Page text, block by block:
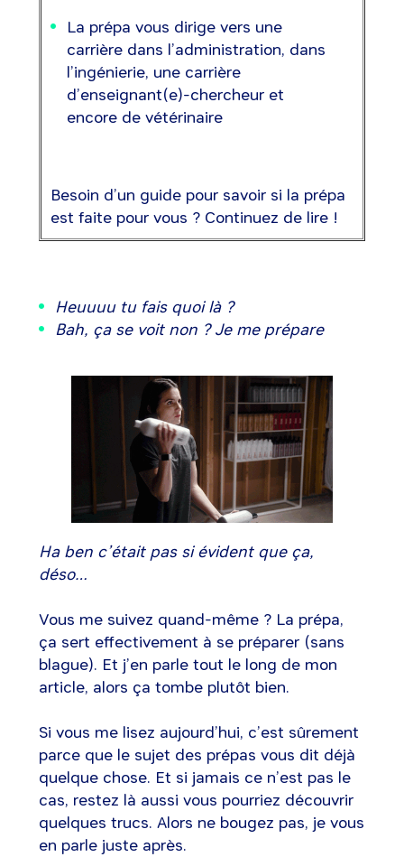
La prépa vous dirige vers une
carrière dans l’administration, dans
l’ingénierie, une carrière
d’enseignant(e)-chercheur et
encore de vétérinaire
Besoin d’un guide pour savoir si la prépa
est faite pour vous ? Continuez de lire !
Heuuuu tu fais quoi là ?
Bah, ça se voit non ? Je me prépare
Ha ben c’était pas si évident que ça,
déso…
Vous me suivez quand-même ? La prépa,
ça sert effectivement à se préparer (sans
blague). Et j’en parle tout le long de mon
article, alors ça tombe plutôt bien.
Si vous me lisez aujourd’hui, c’est sûrement
parce que le sujet des prépas vous dit déjà
quelque chose. Et si jamais ce n’est pas le
cas, restez là aussi vous pourriez découvrir
quelques trucs. Alors ne bougez pas, je vous
en parle juste après.